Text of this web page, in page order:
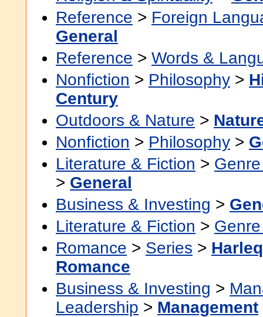
Reference > Foreign
General
Reference > Words &
Nonfiction > Philosophy >
Century
Outdoors & Nature >
Nonfiction > Philosophy >
Literature & Fiction >
> General
Business & Investing >
Literature & Fiction >
Romance > Series >
Romance
Business & Investing >
Leadership > Management